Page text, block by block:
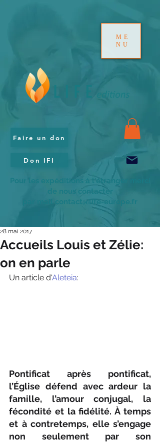
ME
NU
Faire un don
Don IFI
Pour les expéditions à l'étranger merci
de nous contacter
par mail contact@life-europe.fr
Accueils Louis et Zélie:
on en parle
28 mai 2017
Un article d'Aleteia:
Pontificat après pontificat,
l’Église défend avec ardeur la
famille, l’amour conjugal, la
fécondité et la fidélité. À temps
et à contretemps, elle s’engage
non seulement par son